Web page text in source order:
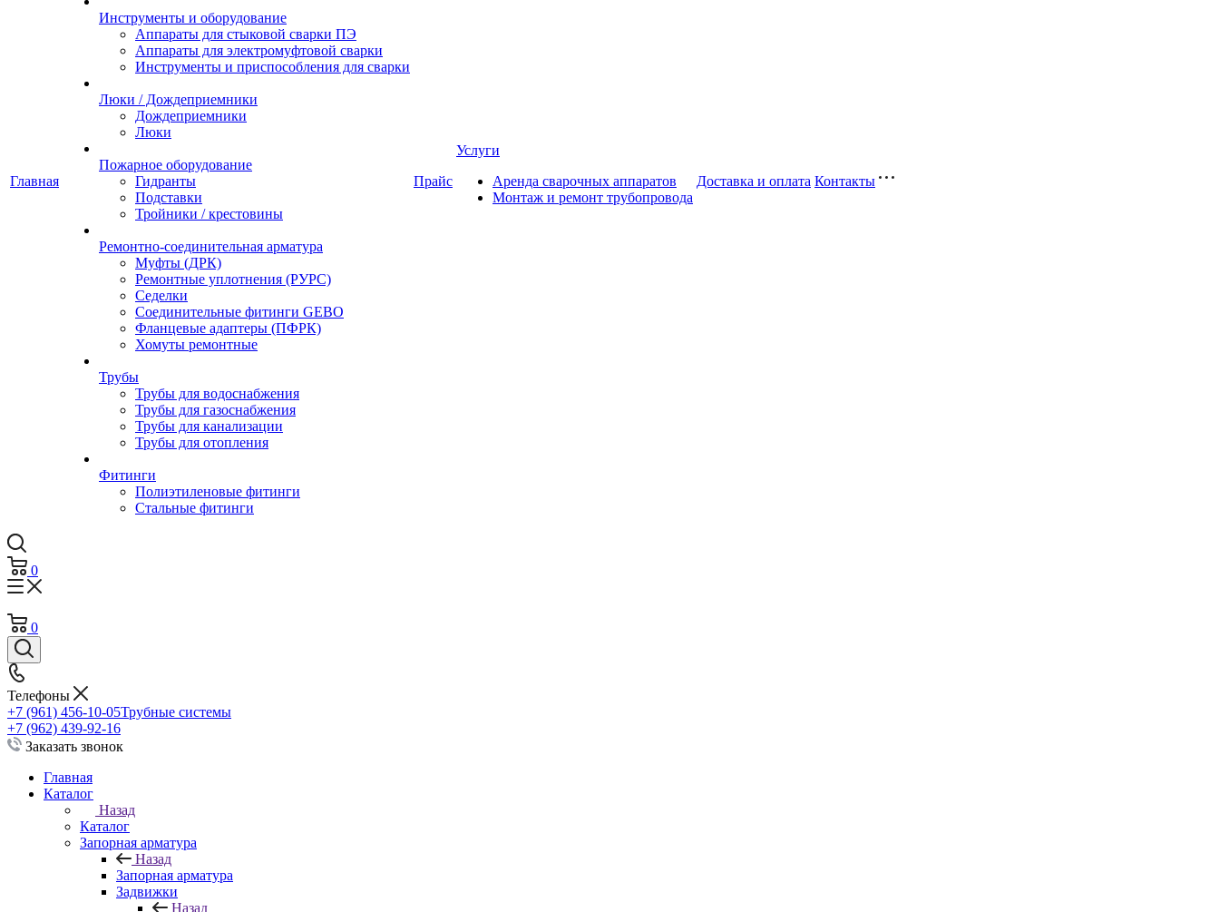
Главная
Инструменты и оборудование
Аппараты для стыковой сварки ПЭ
Аппараты для электромуфтовой сварки
Инструменты и приспособления для сварки
Люки / Дождеприемники
Дождеприемники
Люки
Пожарное оборудование
Гидранты
Подставки
Тройники / крестовины
Ремонтно-соединительная арматура
Муфты (ДРК)
Ремонтные уплотнения (РУРС)
Седелки
Соединительные фитинги GEBO
Фланцевые адаптеры (ПФРК)
Хомуты ремонтные
Трубы
Трубы для водоснабжения
Трубы для газоснабжения
Трубы для канализации
Трубы для отопления
Фитинги
Полиэтиленовые фитинги
Стальные фитинги
Прайс
Услуги
Аренда сварочных аппаратов
Монтаж и ремонт трубопровода
Доставка и оплата Контакты
0
0
Телефоны
+7 (961) 456-10-05Трубные системы
+7 (962) 439-92-16
Заказать звонок
Главная
Каталог
Назад
Каталог
Запорная арматура
Назад
Запорная арматура
Задвижки
Назад